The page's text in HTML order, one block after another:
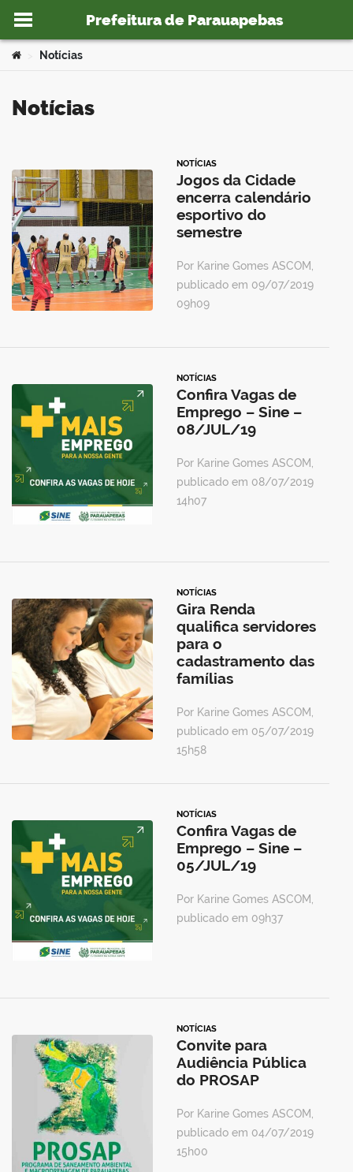
Ir para o conteúdo
Prefeitura de Parauapebas
Você está aqui:
Notícias
Notícias
NOTÍCIAS
Jogos da Cidade
encerra calendário
esportivo do
semestre
Por Karine Gomes ASCOM,
publicado em 09/07/2019
09h09
NOTÍCIAS
Confira Vagas de
Emprego – Sine –
08/JUL/19
Por Karine Gomes ASCOM,
publicado em 08/07/2019
14h07
NOTÍCIAS
Gira Renda
qualifica servidores
para o
cadastramento das
famílias
Por Karine Gomes ASCOM,
publicado em 05/07/2019
15h58
NOTÍCIAS
Confira Vagas de
Emprego – Sine –
05/JUL/19
Por Karine Gomes ASCOM,
publicado em 09h37
NOTÍCIAS
Convite para
Audiência Pública
do PROSAP
Por Karine Gomes ASCOM,
publicado em 04/07/2019
15h00